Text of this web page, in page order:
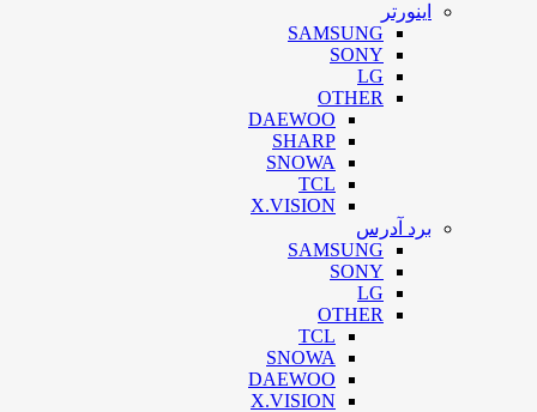
اینورتر
SAMSUNG
SONY
LG
OTHER
DAEWOO
SHARP
SNOWA
TCL
X.VISION
برد آدرس
SAMSUNG
SONY
LG
OTHER
TCL
SNOWA
DAEWOO
X.VISION